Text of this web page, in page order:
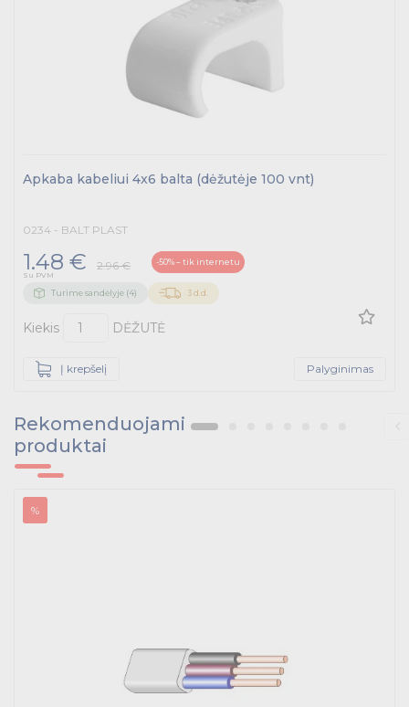
Kabelius laikančių metalinių sistemų produktai
Tvirtinimo medžiagos, instaliacijos jungtys
Telekomunikacijų prekės
Apkaba kabeliui 4x6 balta (dėžutėje 100 vnt)
0234 - BALT PLAST
1.48 € 2.96 € -50% – tik internetu
Su PVM
Turime sandėlyje (4) 3 d.d.
Kiekis DĖŽUTĖ
Į krepšelį Palyginimas
Rekomenduojami
produktai
%